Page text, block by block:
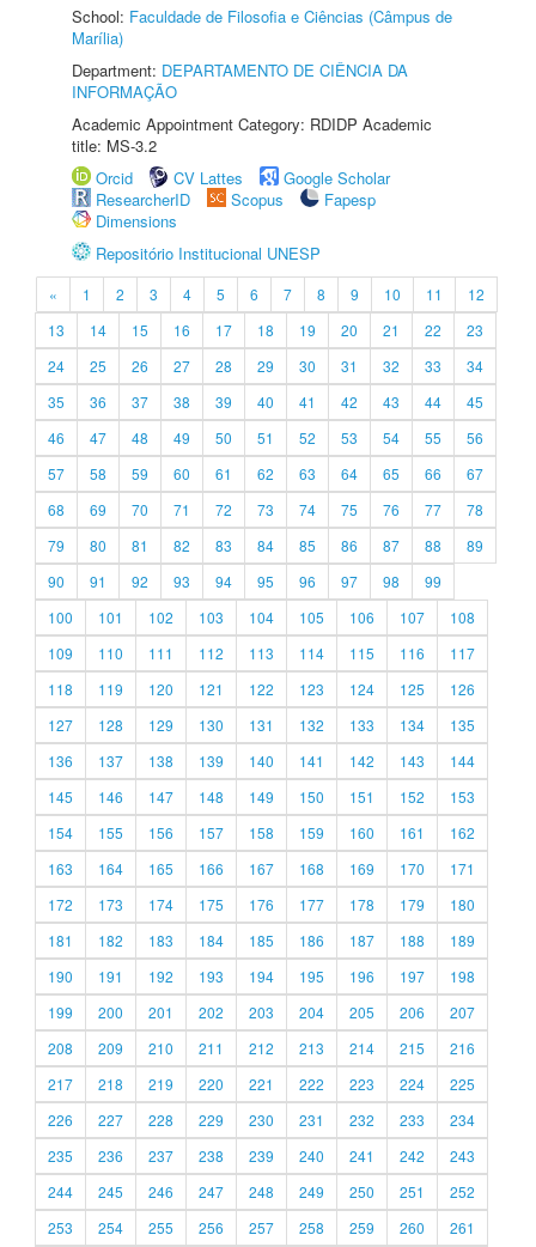
School: Faculdade de Filosofia e Ciências (Câmpus de
Marília)
Department: DEPARTAMENTO DE CIÊNCIA DA
INFORMAÇÃO
Academic Appointment Category: RDIDP Academic
title: MS-3.2
Orcid
CV Lattes
Google Scholar
ResearcherID
Scopus
Fapesp
Dimensions
Repositório Institucional UNESP
« 1 2 3 4 5 6 7 8 9 10 11
12
13
14 15 16 17 18 19 20 21 22
23
24
25 26 27 28 29 30 31 32 33
34
35
36 37 38 39 40 41 42 43 44
45
46
47 48 49 50 51 52 53 54 55
56
57
58 59 60 61 62 63 64 65 66
67
68
69 70 71 72 73 74 75 76 77
78
79
80 81 82 83 84 85 86 87 88
89
90
91 92 93 94 95 96 97 98
99
100
101 102 103 104 105 106 107
108
109
110 111 112 113 114 115 116
117
118
119 120 121 122 123 124 125
126
127
128 129 130 131 132 133 134
135
136
137 138 139 140 141 142 143
144
145
146 147 148 149 150 151 152
153
154
155 156 157 158 159 160 161
162
163
164 165 166 167 168 169 170
171
172
173 174 175 176 177 178 179
180
181
182 183 184 185 186 187 188
189
190
191 192 193 194 195 196 197
198
199
200 201 202 203 204 205 206
207
208
209 210 211 212 213 214 215
216
217
218 219 220 221 222 223 224
225
226
227 228 229 230 231 232 233
234
235
236 237 238 239 240 241 242
243
244
245 246 247 248 249 250 251
252
253
254 255 256 257 258 259 260 261